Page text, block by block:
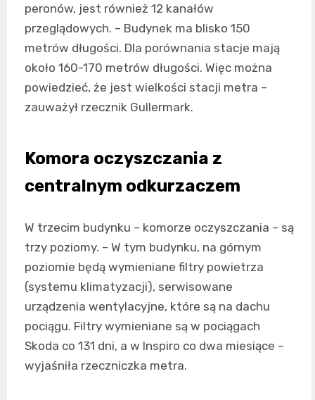
peronów, jest również 12 kanałów
przeglądowych. – Budynek ma blisko 150
metrów długości. Dla porównania stacje mają
około 160-170 metrów długości. Więc można
powiedzieć, że jest wielkości stacji metra –
zauważył rzecznik Gullermark.
Komora oczyszczania z
centralnym odkurzaczem
W trzecim budynku – komorze oczyszczania – są
trzy poziomy. – W tym budynku, na górnym
poziomie będą wymieniane filtry powietrza
(systemu klimatyzacji), serwisowane
urządzenia wentylacyjne, które są na dachu
pociągu. Filtry wymieniane są w pociągach
Skoda co 131 dni, a w Inspiro co dwa miesiące –
wyjaśniła rzeczniczka metra.